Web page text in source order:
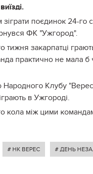
поєдинок 24-
ФК "Ужгород".
тижня закарпатці
практично не мала б
Народного Клубу
в Ужгороді.
кола між цими
# НК ВЕРЕС # ДЕНЬ